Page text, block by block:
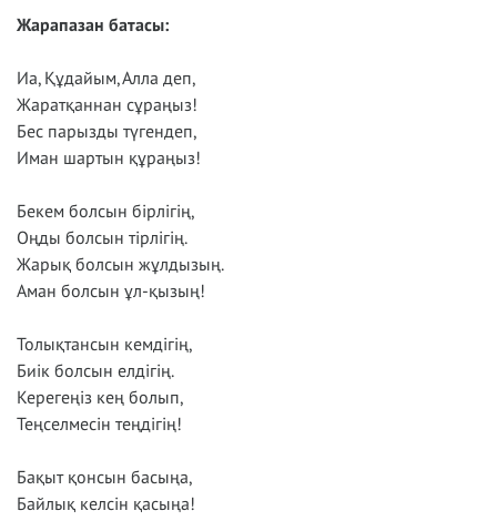
Жарапазан батасы:
Иа, Құдайым, Алла деп,
Жаратқаннан сұраңыз!
Бес парызды түгендеп,
Иман шартын құраңыз!
Бекем болсын бірлігің,
Оңды болсын тірлігің.
Жарық болсын жұлдызың.
Аман болсын ұл-қызың!
Толықтансын кемдігің,
Биік болсын елдігің.
Керегеңіз кең болып,
Теңселмесін теңдігің!
Бақыт қонсын басыңа,
Байлық келсін қасыңа!